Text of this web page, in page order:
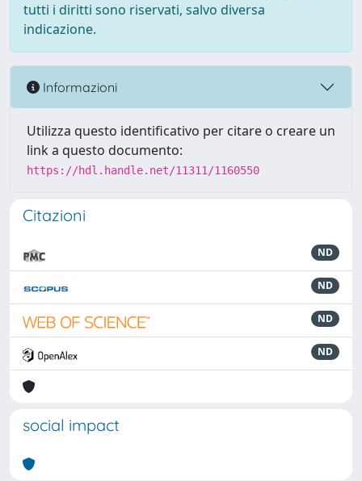
tutti i diritti sono riservati, salvo diversa
indicazione.
Informazioni
Utilizza questo identificativo per citare o creare un
link a questo documento:
https://hdl.handle.net/11311/1160550
Citazioni
ND
ND
ND
ND
social impact